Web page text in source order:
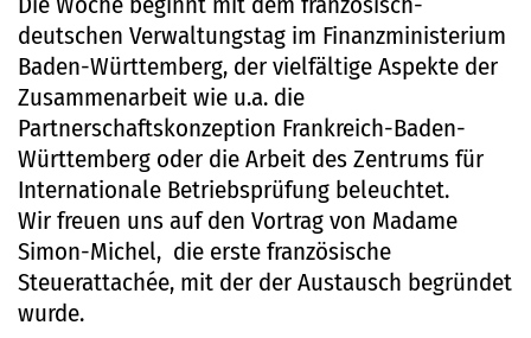
deutschen Verwaltungstag im Finanzministerium
Baden-Württemberg, der vielfältige Aspekte der
Zusammenarbeit wie u.a. die
Partnerschaftskonzeption Frankreich-Baden-
Württemberg oder die Arbeit des Zentrums für
Internationale Betriebsprüfung beleuchtet.
Wir freuen uns auf den Vortrag von Madame
Simon-Michel, die erste französische
Steuerattachée, mit der der Austausch begründet
wurde.